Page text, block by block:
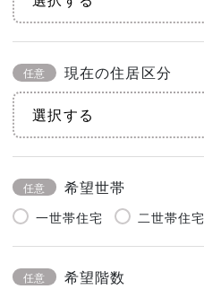
任意 現在の住居区分
任意 希望世帯
一世帯住宅 二世帯住宅
任意 希望階数